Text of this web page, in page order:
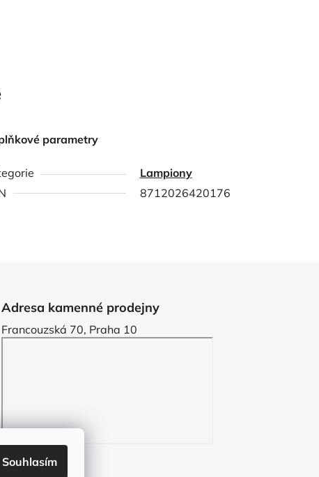
Souhlasím
parametry
Lampiony
8712026420176
Adresa kamenné prodejny
Francouzská 70, Praha 10